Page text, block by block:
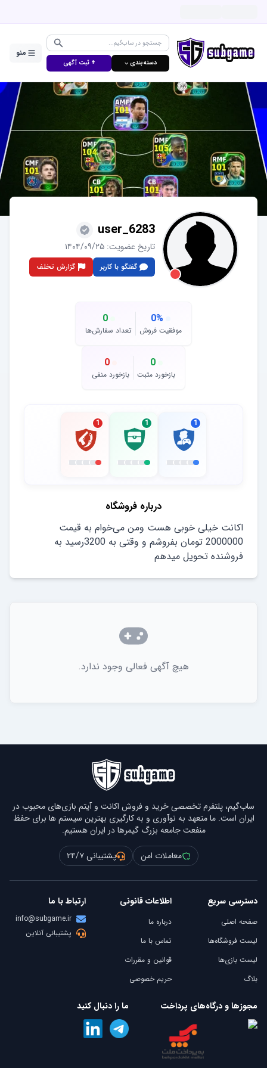
دسته‌بندی ⌵ + ثبت آگهی
منو
user_6283
تاریخ عضویت:۱۴۰۴/۰۹/۲۵
گفتگو با کاربر گزارش تخلف
0%
موفقیت فروش
0
تعداد سفارش‌ها
0
بازخورد مثبت
0
بازخورد منفی
1
1
1
درباره فروشگاه
اکانت خیلی خوبی هست ومن می‌خوام به قیمت
2000000 تومان بفروشم و وقتی به 3200رسید به
فروشنده تحویل میدهم
هیچ آگهی فعالی وجود ندارد.
ساب‌گیم، پلتفرم تخصصی خرید و فروش اکانت و آیتم بازی‌های محبوب در
ایران است. ما متعهد به نوآوری و به کارگیری بهترین سیستم ها برای حفظ
منفعت جامعه بزرگ گیمرها در ایران هستیم.
معاملات امن
پشتیبانی ۲۴/۷
دسترسی سریع
صفحه اصلی
لیست فروشگاه‌ها
لیست بازی‌ها
بلاگ
اطلاعات قانونی
درباره ما
تماس با ما
قوانین و مقررات
حریم خصوصی
ارتباط با ما
info@subgame.ir
پشتیبانی آنلاین
مجوزها و درگاه‌های پرداخت ما را دنبال کنید